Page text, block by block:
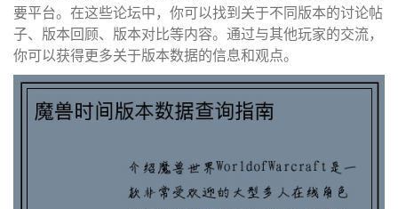
要平台。在这些论坛中，你可以找到关于不同版本的讨论帖
子、版本回顾、版本对比等内容。通过与其他玩家的交流，
你可以获得更多关于版本数据的信息和观点。